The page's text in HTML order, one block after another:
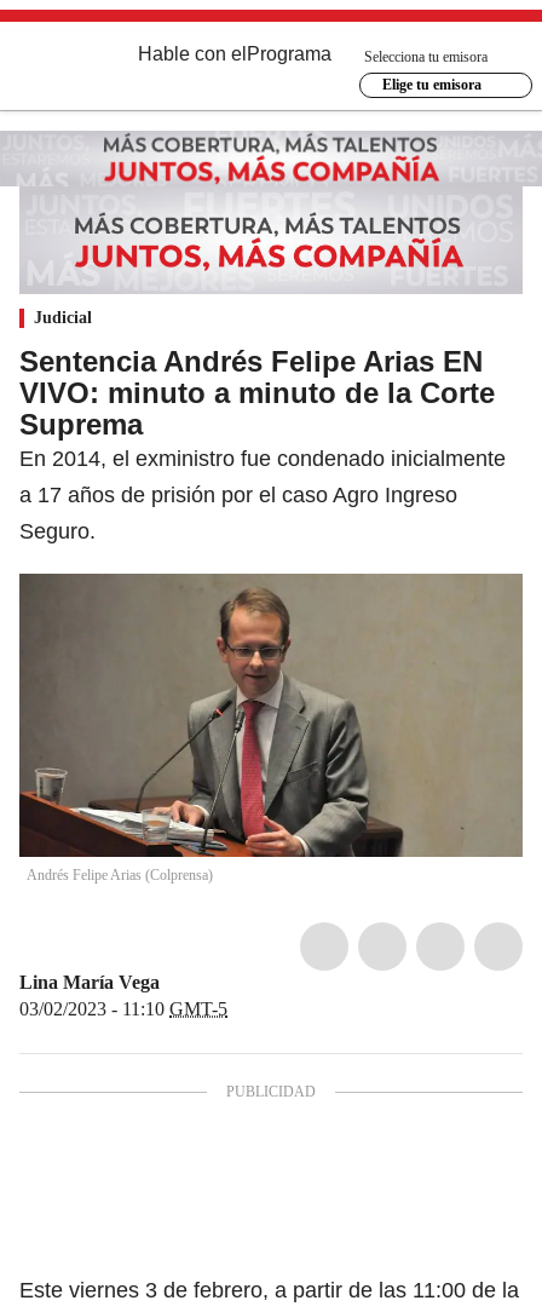
Hable con el Programa
Selecciona tu emisora
Elige tu emisora
Judicial
Sentencia Andrés Felipe Arias EN
VIVO: minuto a minuto de la Corte
Suprema
En 2014, el exministro fue condenado inicialmente
a 17 años de prisión por el caso Agro Ingreso
Seguro.
Andrés Felipe Arias (Colprensa)
Lina María Vega
03/02/2023 - 11:10 GMT-5
Este viernes 3 de febrero, a partir de las 11:00 de la